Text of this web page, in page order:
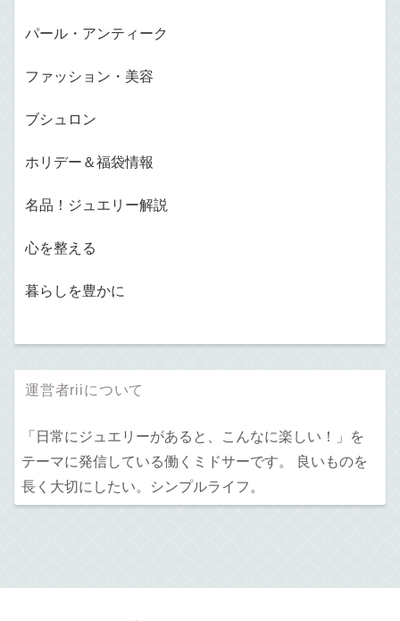
パール・アンティーク
ファッション・美容
ブシュロン
ホリデー＆福袋情報
名品！ジュエリー解説
心を整える
暮らしを豊かに
運営者riiについて
「日常にジュエリーがあると、こんなに楽しい！」を
テーマに発信している働くミドサーです。 良いものを
長く大切にしたい。シンプルライフ。